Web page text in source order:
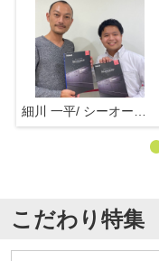
こだわり特集